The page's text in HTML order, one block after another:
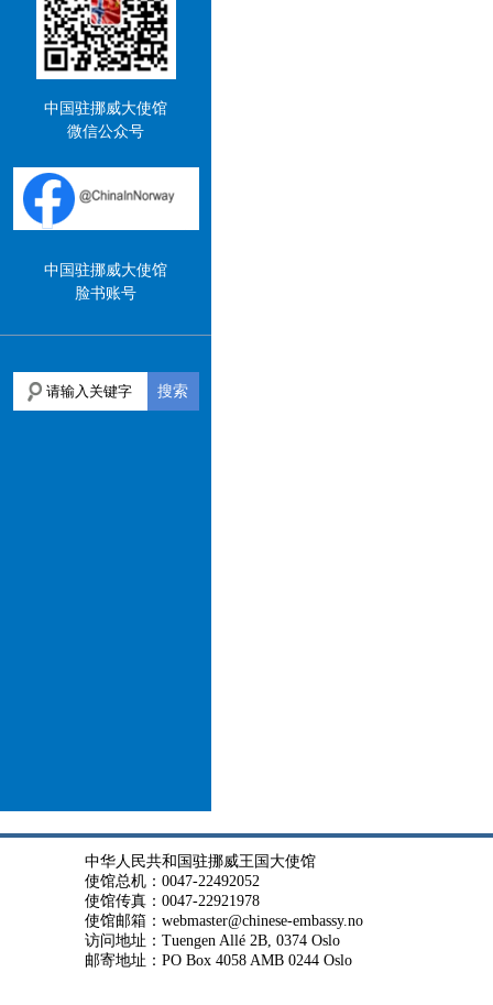
中国驻挪威大使馆
微信公众号
中国驻挪威大使馆
脸书账号
搜索
中华人民共和国驻挪威王国大使馆
使馆总机：0047-22492052
使馆传真：0047-22921978
使馆邮箱：webmaster@chinese-embassy.no
访问地址：Tuengen Allé 2B, 0374 Oslo
邮寄地址：PO Box 4058 AMB 0244 Oslo